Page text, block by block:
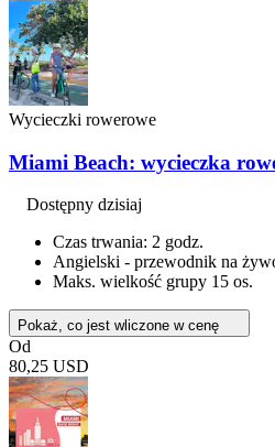
Wycieczki rowerowe
Miami Beach: wycieczka
Dostępny dzisiaj
Czas trwania: 2 godz.
Angielski - przewodnik na
Maks. wielkość grupy 15 os.
Pokaż, co jest wliczone w cenę
Od
80,25 USD